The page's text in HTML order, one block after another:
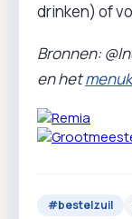
drinken) of
Bronnen:
en het
#bestelzuil